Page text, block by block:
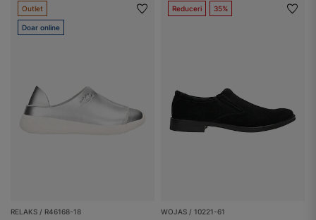
Outlet
Doar online
RELAKS / R46168-18
Reduceri 35%
WOJAS / 10221-61